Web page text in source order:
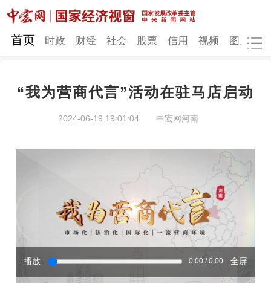
网站地图
新质生产力
首页 时政 财经 社会 股票 信用 视频 图片
“我为营商代言”活动在驻马店启动
2024-06-19 19:01:04 中宏网河南
播放 0:00 / 0:00 全屏